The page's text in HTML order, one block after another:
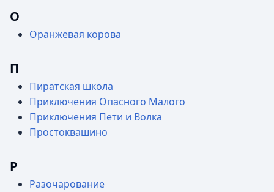
О
Оранжевая корова
П
Пиратская школа
Приключения Опасного Малого
Приключения Пети и Волка
Простоквашино
Р
Разочарование